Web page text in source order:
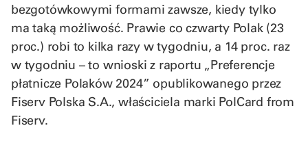
bezgotówkowymi formami zawsze, kiedy tylko
ma taką możliwość. Prawie co czwarty Polak (23
proc.) robi to kilka razy w tygodniu, a 14 proc. raz
w tygodniu – to wnioski z raportu „Preferencje
płatnicze Polaków 2024” opublikowanego przez
Fiserv Polska S.A., właściciela marki PolCard from
Fiserv.